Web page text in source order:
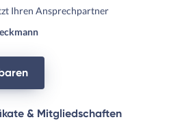
Ihren Ansprechpartner
& Mitgliedschaften